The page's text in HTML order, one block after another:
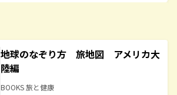
地球のなぞり方 旅地図 アメリカ大
陸編
BOOKS 旅と健康